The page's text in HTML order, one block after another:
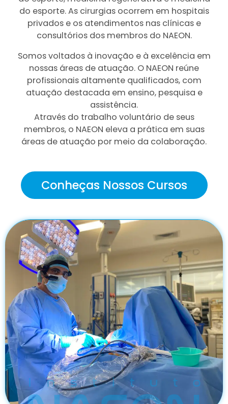
do esporte. As cirurgias ocorrem em hospitais
privados e os atendimentos nas clínicas e
consultórios dos membros do NAEON.
Somos voltados à inovação e à excelência em
nossas áreas de atuação. O NAEON reúne
profissionais altamente qualificados, com
atuação destacada em ensino, pesquisa e
assistência.
Através do trabalho voluntário de seus
membros, o NAEON eleva a prática em suas
áreas de atuação por meio da colaboração.
Conheças Nossos Cursos